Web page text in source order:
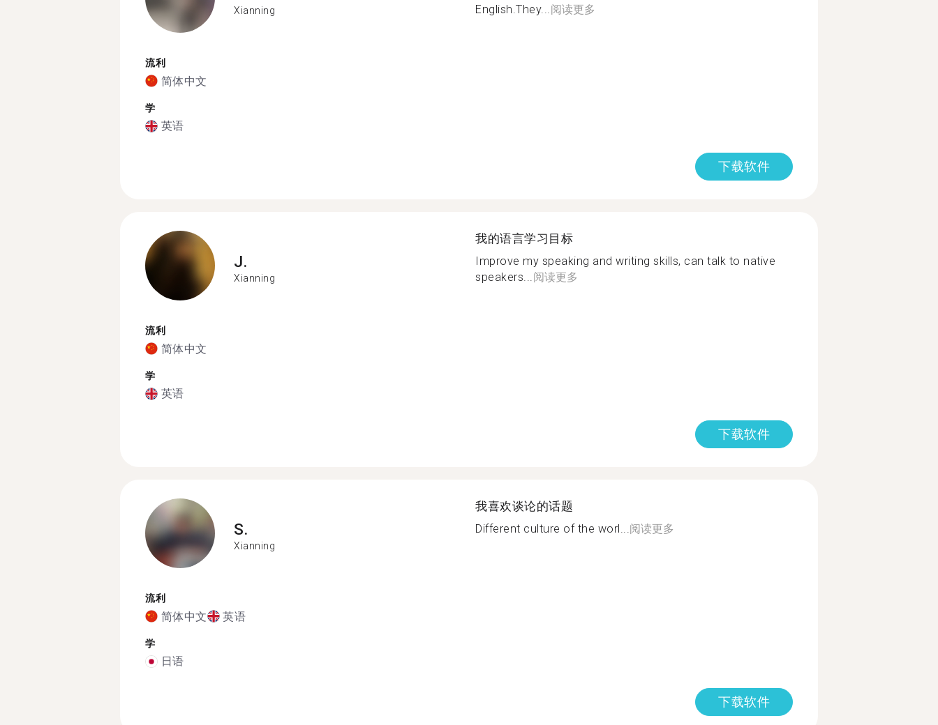
Xianning
流利
简体中文
学
英语
English.They...阅读更多
下载软件
J.
Xianning
流利
简体中文
学
英语
我的语言学习目标
Improve my speaking and writing skills, can talk to native
speakers...阅读更多
下载软件
S.
Xianning
流利
简体中文 英语
学
日语
我喜欢谈论的话题
Different culture of the worl...阅读更多
下载软件